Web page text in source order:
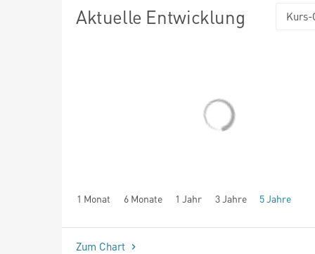
Aktuelle Entwicklung Kurs-
1 Monat 6 Monate 1 Jahr 3 Jahre 5 Jahre
seit Beginn
Zum Chart